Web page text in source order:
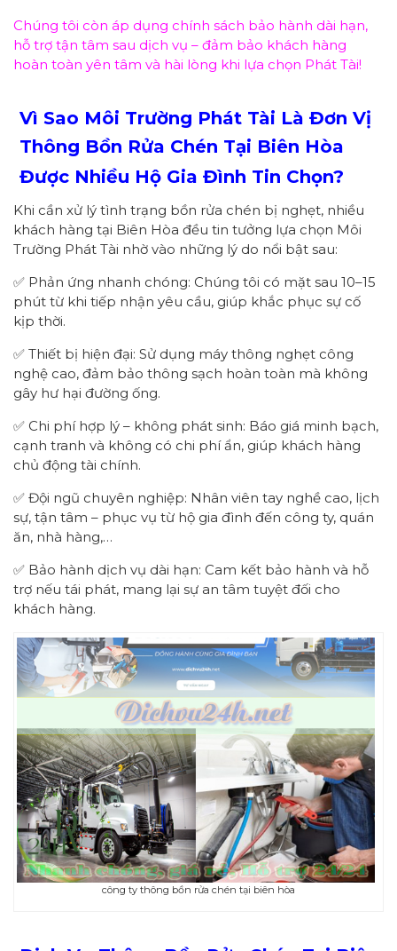
Chúng tôi còn áp dụng chính sách bảo hành dài hạn,
hỗ trợ tận tâm sau dịch vụ – đảm bảo khách hàng
hoàn toàn yên tâm và hài lòng khi lựa chọn Phát Tài!
Vì Sao Môi Trường Phát Tài Là Đơn Vị
Thông Bồn Rửa Chén Tại Biên Hòa
Được Nhiều Hộ Gia Đình Tin Chọn?
Khi cần xử lý tình trạng bồn rửa chén bị nghẹt, nhiều
khách hàng tại Biên Hòa đều tin tưởng lựa chọn Môi
Trường Phát Tài nhờ vào những lý do nổi bật sau:
✅ Phản ứng nhanh chóng: Chúng tôi có mặt sau 10–15
phút từ khi tiếp nhận yêu cầu, giúp khắc phục sự cố
kịp thời.
✅ Thiết bị hiện đại: Sử dụng máy thông nghẹt công
nghệ cao, đảm bảo thông sạch hoàn toàn mà không
gây hư hại đường ống.
✅ Chi phí hợp lý – không phát sinh: Báo giá minh bạch,
cạnh tranh và không có chi phí ẩn, giúp khách hàng
chủ động tài chính.
✅ Đội ngũ chuyên nghiệp: Nhân viên tay nghề cao, lịch
sự, tận tâm – phục vụ từ hộ gia đình đến công ty, quán
ăn, nhà hàng,…
✅ Bảo hành dịch vụ dài hạn: Cam kết bảo hành và hỗ
trợ nếu tái phát, mang lại sự an tâm tuyệt đối cho
khách hàng.
công ty thông bồn rửa chén tại biên hòa